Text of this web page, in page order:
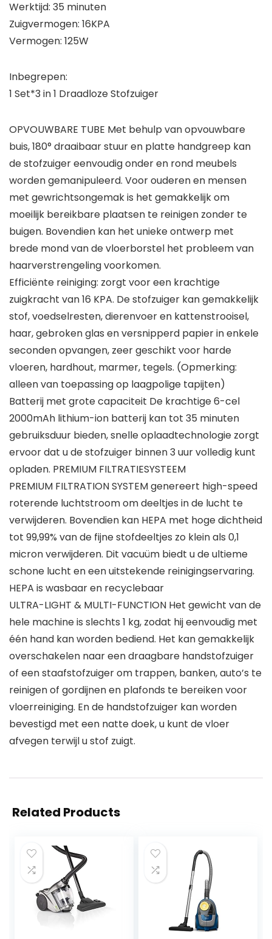
Werktijd: 35 minuten
Zuigvermogen: 16KPA
Vermogen: 125W
Inbegrepen:
1 Set*3 in 1 Draadloze Stofzuiger
OPVOUWBARE TUBE Met behulp van opvouwbare
buis, 180° draaibaar stuur en platte handgreep kan
de stofzuiger eenvoudig onder en rond meubels
worden gemanipuleerd. Voor ouderen en mensen
met gewrichtsongemak is het gemakkelijk om
moeilijk bereikbare plaatsen te reinigen zonder te
buigen. Bovendien kan het unieke ontwerp met
brede mond van de vloerborstel het probleem van
haarverstrengeling voorkomen.
Efficiënte reiniging: zorgt voor een krachtige
zuigkracht van 16 KPA. De stofzuiger kan gemakkelijk
stof, voedselresten, dierenvoer en kattenstrooisel,
haar, gebroken glas en versnipperd papier in enkele
seconden opvangen, zeer geschikt voor harde
vloeren, hardhout, marmer, tegels. (Opmerking:
alleen van toepassing op laagpolige tapijten)
Batterij met grote capaciteit De krachtige 6-cel
2000mAh lithium-ion batterij kan tot 35 minuten
gebruiksduur bieden, snelle oplaadtechnologie zorgt
ervoor dat u de stofzuiger binnen 3 uur volledig kunt
opladen. PREMIUM FILTRATIESYSTEEM
PREMIUM FILTRATION SYSTEM genereert high-speed
roterende luchtstroom om deeltjes in de lucht te
verwijderen. Bovendien kan HEPA met hoge dichtheid
tot 99,99% van de fijne stofdeeltjes zo klein als 0,1
micron verwijderen. Dit vacuüm biedt u de ultieme
schone lucht en een uitstekende reinigingservaring.
HEPA is wasbaar en recyclebaar
ULTRA-LIGHT & MULTI-FUNCTION Het gewicht van de
hele machine is slechts 1 kg, zodat hij eenvoudig met
één hand kan worden bediend. Het kan gemakkelijk
overschakelen naar een draagbare handstofzuiger
of een staafstofzuiger om trappen, banken, auto’s te
reinigen of gordijnen en plafonds te bereiken voor
vloerreiniging. En de handstofzuiger kan worden
bevestigd met een natte doek, u kunt de vloer
afvegen terwijl u stof zuigt.
Related Products